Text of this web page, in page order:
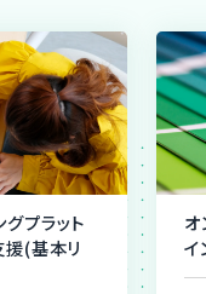
プラット
援(基本リ